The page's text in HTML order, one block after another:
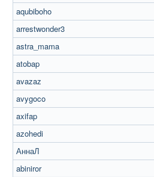
aqubiboho
arrestwonder3
astra_mama
atobap
avazaz
avygoco
axifap
azohedi
АннаЛ
abiniror